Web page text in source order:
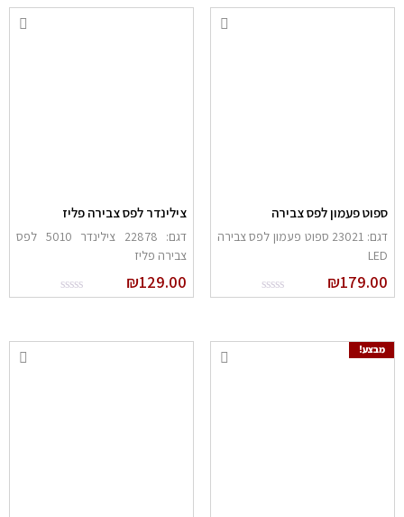
פעמון לפס צבירה
דגם: 23021 ספוט פעמון לפס צבירה
₪
צילינדר לפס צבירה פליז
דגם: 22878 צילינדר 5010 לפס
צבירה פליז
₪129.00
מבצע!